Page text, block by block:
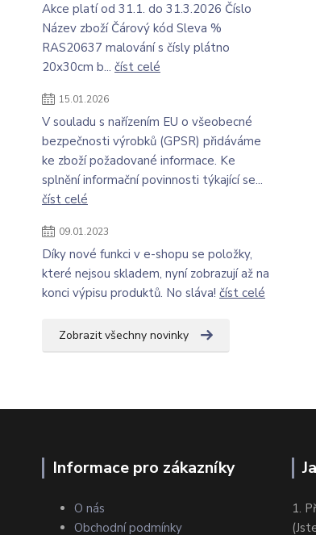
Akce platí od 31.1. do 31.3.2026 Číslo
Název zboží Čárový kód Sleva %
RAS20637 malování s čísly plátno
20x30cm b... číst celé
15.01.2026
V souladu s nařízením EU o všeobecné
bezpečnosti výrobků (GPSR) přidáváme
ke zboží požadované informace. Ke
splnění informační povinnosti týkající se...
číst celé
09.01.2023
Díky nové funkci v e-shopu se položky,
které nejsou skladem, nyní zobrazují až na
konci výpisu produktů. No sláva! číst celé
Zobrazit všechny novinky
Informace pro zákazníky
O nás
Obchodní podmínky
1.